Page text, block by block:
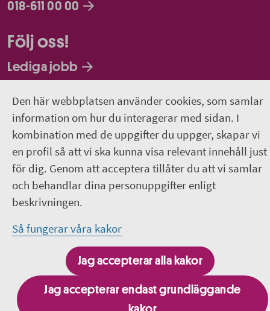
Den här webbplatsen använder cookies, som samlar
information om hur du interagerar med sidan. I
kombination med de uppgifter du uppger, skapar vi
en profil så att vi ska kunna visa relevant innehåll just
för dig. Genom att acceptera tillåter du att vi samlar
och behandlar dina personuppgifter enligt
beskrivningen.
Så fungerar våra kakor
Jag accepterar alla kakor
Jag accepterar endast grundläggande
018-611 00 00
Följ oss!
Lediga jobb
Facebook
LinkedIn
Instagram
Jobba hos oss - Facebook
Besök fler webbplatser inom Region Uppsala